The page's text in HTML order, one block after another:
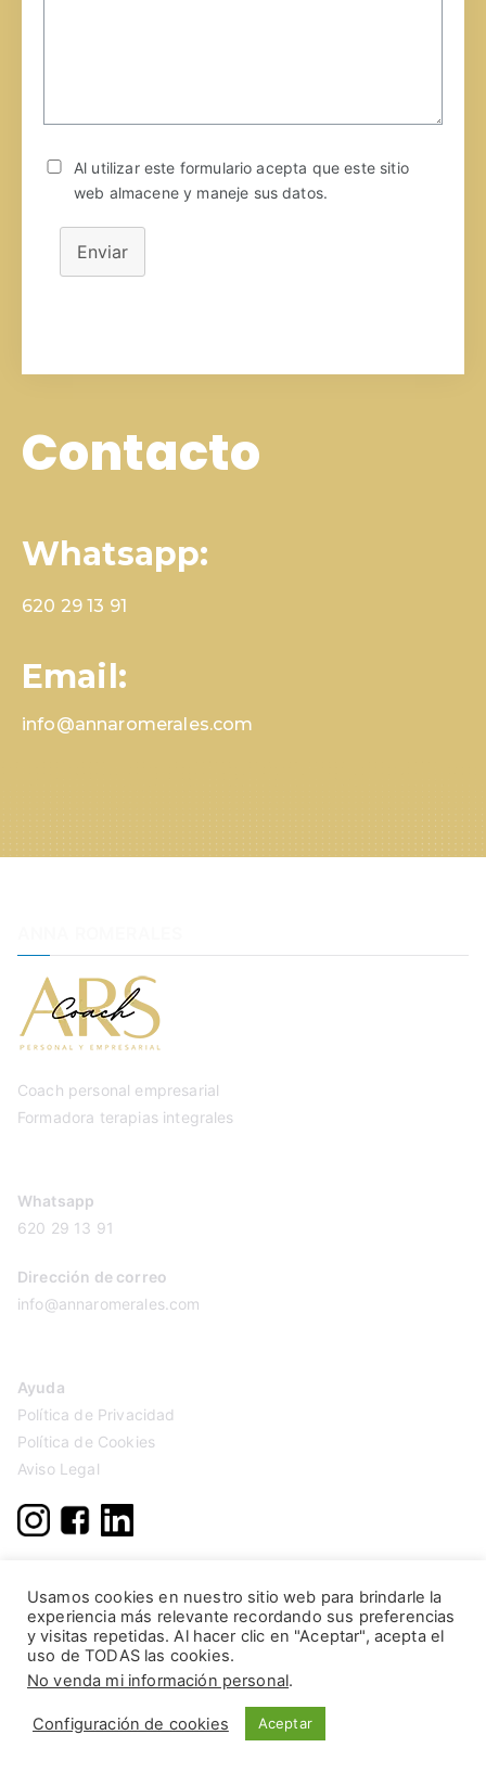
Al utilizar este formulario acepta que este sitio
web almacene y maneje sus datos.
Enviar
Contacto
Whatsapp:
620 29 13 91
Email:
info@annaromerales.com
Coach personal empresarial
Formadora terapias integrales
Whatsapp
620 29 13 91
Dirección de correo
info@annaromerales.com
Ayuda
Política de Privacidad
Política de Cookies
Aviso Legal
Usamos cookies en nuestro sitio web para brindarle la
experiencia más relevante recordando sus preferencias
y visitas repetidas. Al hacer clic en "Aceptar", acepta el
uso de TODAS las cookies.
No venda mi información personal.
Configuración de cookies Aceptar